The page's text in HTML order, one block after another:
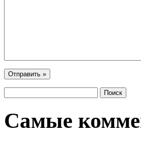
Самые